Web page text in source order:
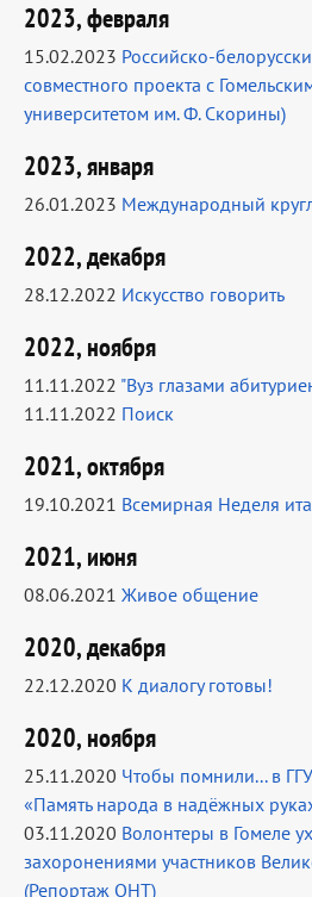
2023, февраля
15.02.2023 Российско-
совместного проекта с
университетом им. Ф. Скорины)
2023, января
26.01.2023 Международный
2022, декабря
28.12.2022 Искусство говорить
2022, ноября
11.11.2022 "Вуз глазами
11.11.2022 Поиск
2021, октября
19.10.2021 Всемирная Неделя
2021, июня
08.06.2021 Живое общение
2020, декабря
22.12.2020 К диалогу готовы!
2020, ноября
25.11.2020 Чтобы помнили... в
«Память народа в надёжных
03.11.2020 Волонтеры в Гомеле
захоронениями участников
(Репортаж ОНТ)